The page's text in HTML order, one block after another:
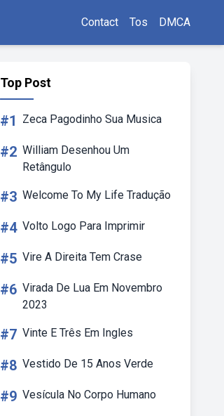
Contact Tos DMCA
Top Post
#1 Zeca Pagodinho Sua Musica
#2 William Desenhou Um
Retângulo
#3 Welcome To My Life Tradução
#4 Volto Logo Para Imprimir
#5 Vire A Direita Tem Crase
#6 Virada De Lua Em Novembro
2023
#7 Vinte E Três Em Ingles
#8 Vestido De 15 Anos Verde
#9 Vesícula No Corpo Humano